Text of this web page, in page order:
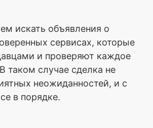
искать объявления о
сервисах, которые
и проверяют каждое
таком случае сделка не
неожиданностей, и с
в порядке.